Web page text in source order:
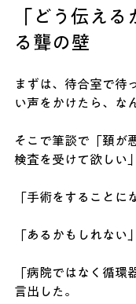
「どう伝え
る聾の壁
まずは、待合室で待
い声をかけたら、な
そこで筆談で「頚が
検査を受けて欲しい
「手術をすることに
「あるかもしれない
「病院ではなく循環
言出した。